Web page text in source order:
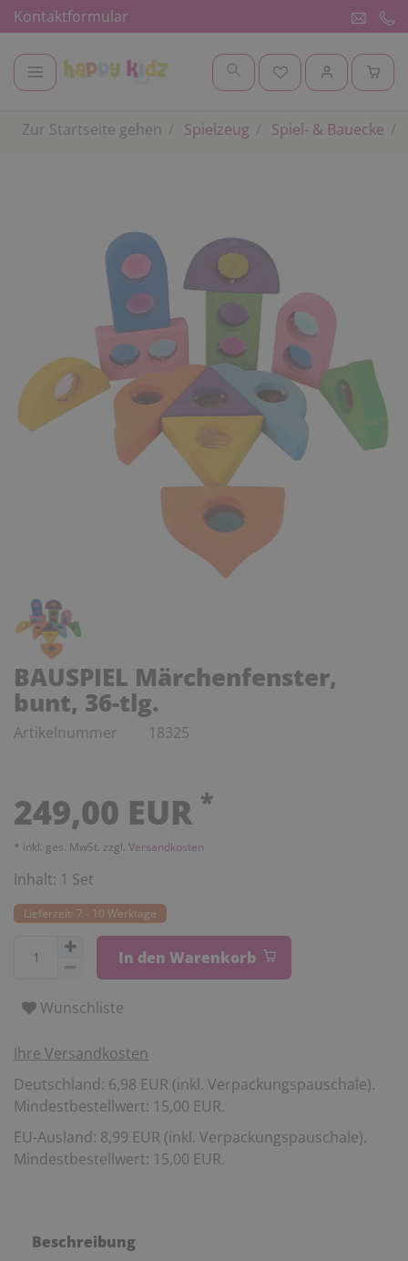
Kontaktformular
Zur Startseite gehen Spielzeug Spiel- & Bauecke
BAUSPIEL Märchenfenster,
bunt, 36-tlg.
Artikelnummer 18325
249,00 EUR *
* inkl. ges. MwSt. zzgl. Versandkosten
Inhalt: 1 Set
Lieferzeit: 7 - 10 Werktage
In den Warenkorb
Wunschliste
Ihre Versandkosten
Deutschland: 6,98 EUR (inkl. Verpackungspauschale).
Mindestbestellwert: 15,00 EUR.
EU-Ausland: 8,99 EUR (inkl. Verpackungspauschale).
Mindestbestellwert: 15,00 EUR.
Beschreibung